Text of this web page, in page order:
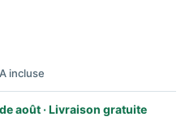
incluse
août · Livraison gratuite